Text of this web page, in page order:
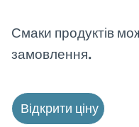
Смаки продуктів
замовлення.
Відкрити ціну